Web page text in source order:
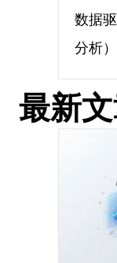
数据
分析）
最新